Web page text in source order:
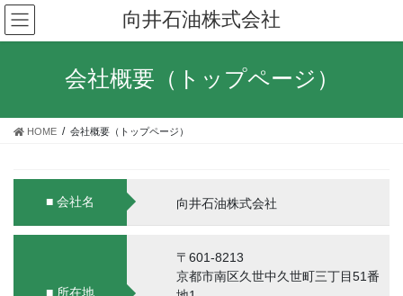
コ
ン
テ
ス
ナ
ビ
ゲ
ン
向井石油株式会社
会社概要（トップページ）
HOME 会社概要（トップページ）
■ 会社名 向井石油株式会社
■ 所在地
〒601-8213
京都市南区久世中久世町三丁目51番